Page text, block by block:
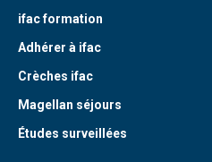
ifac formation
Adhérer à ifac
Crèches ifac
Magellan séjours
Études surveillées